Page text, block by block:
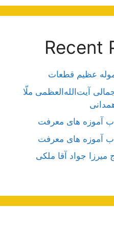
Recent
عظیم قطعات
آیت‌الله‌العظمی ملّا
آموزه های معرفت
آموزه های معرفت
میرزا جواد آقا ملکی